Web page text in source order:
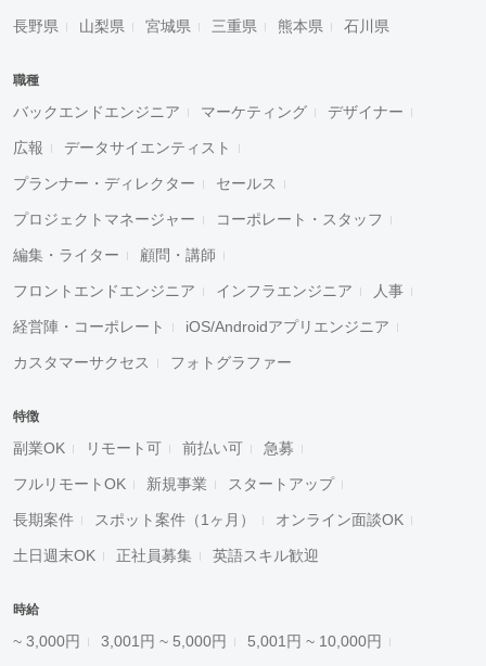
長野県 山梨県 宮城県 三重県 熊本県 石川県
職種
バックエンドエンジニア マーケティング デザイナー
広報 データサイエンティスト
プランナー・ディレクター セールス
プロジェクトマネージャー コーポレート・スタッフ
編集・ライター 顧問・講師
フロントエンドエンジニア インフラエンジニア 人事
経営陣・コーポレート iOS/Androidアプリエンジニア
カスタマーサクセス フォトグラファー
特徴
副業OK リモート可 前払い可 急募
フルリモートOK 新規事業 スタートアップ
長期案件 スポット案件（1ヶ月） オンライン面談OK
土日週末OK 正社員募集 英語スキル歓迎
時給
~ 3,000円 3,001円 ~ 5,000円 5,001円 ~ 10,000円